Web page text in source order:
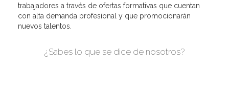
trabajadores a través de ofertas formativas que cuentan
con alta demanda profesional y que promocionarán
nuevos talentos.
¿Sabes lo que se dice de nosotros?